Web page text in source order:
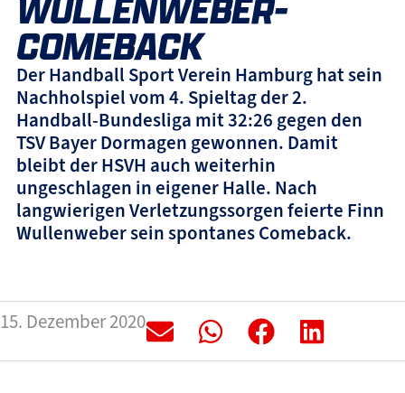
COMEBACK
Der Handball Sport Verein Hamburg hat sein
Nachholspiel vom 4. Spieltag der 2.
Handball-Bundesliga mit 32:26 gegen den
TSV Bayer Dormagen gewonnen. Damit
bleibt der HSVH auch weiterhin
ungeschlagen in eigener Halle. Nach
langwierigen Verletzungssorgen feierte Finn
Wullenweber sein spontanes Comeback.
15. Dezember 2020